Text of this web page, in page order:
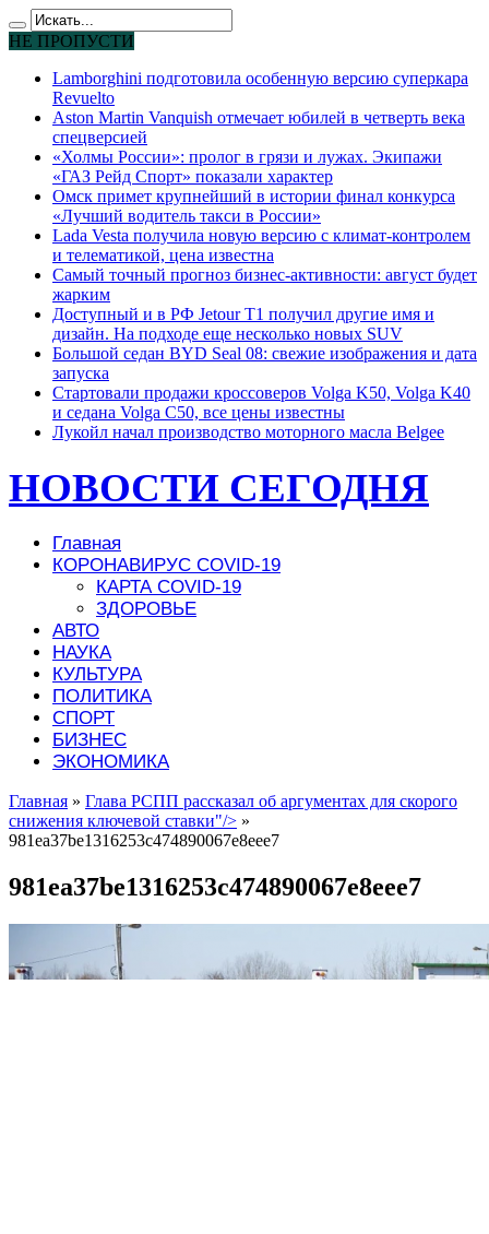
НЕ ПРОПУСТИ
Lamborghini подготовила особенную версию суперкара
Revuelto
Aston Martin Vanquish отмечает юбилей в четверть века
спецверсией
«Холмы России»: пролог в грязи и лужах. Экипажи
«ГАЗ Рейд Спорт» показали характер
Омск примет крупнейший в истории финал конкурса
«Лучший водитель такси в России»
Lada Vesta получила новую версию с климат-контролем
и телематикой, цена известна
Самый точный прогноз бизнес-активности: август будет
жарким
Доступный и в РФ Jetour T1 получил другие имя и
дизайн. На подходе еще несколько новых SUV
Большой седан BYD Seal 08: свежие изображения и дата
запуска
Стартовали продажи кроссоверов Volga K50, Volga K40
и седана Volga C50, все цены известны
Лукойл начал производство моторного масла Belgee
НОВОСТИ СЕГОДНЯ
Главная
КОРОНАВИРУС COVID-19
КАРТА COVID-19
ЗДОРОВЬЕ
АВТО
НАУКА
КУЛЬТУРА
ПОЛИТИКА
СПОРТ
БИЗНЕС
ЭКОНОМИКА
Главная » Глава РСПП рассказал об аргументах для скорого
снижения ключевой ставки"/> »
981ea37be1316253c474890067e8eee7
981ea37be1316253c474890067e8eee7